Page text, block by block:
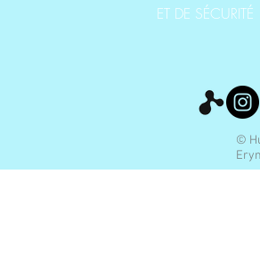
ET DE SÉCURITÉ
©